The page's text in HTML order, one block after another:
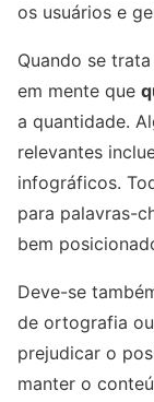
os usuários e
Quando se
em mente que
a quantidade.
relevantes
infográficos.
para palavras-
bem
Deve-se
de ortografia
prejudicar o
manter o